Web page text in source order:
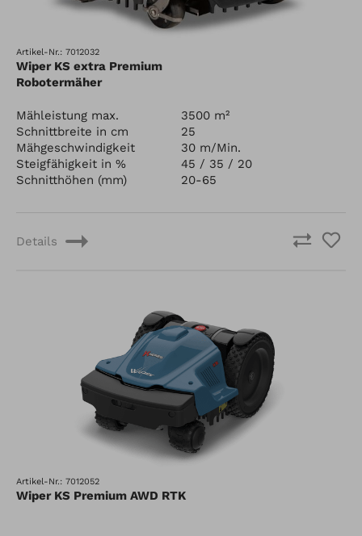
Artikel-Nr.: 7012032
Wiper KS extra Premium
Robotermäher
Mähleistung max.
3500 m²
Schnittbreite in cm
25
Mähgeschwindigkeit
30 m/Min.
Steigfähigkeit in %
45 / 35 / 20
Schnitthöhen (mm)
20-65
Details
Artikel-Nr.: 7012052
Wiper KS Premium AWD RTK